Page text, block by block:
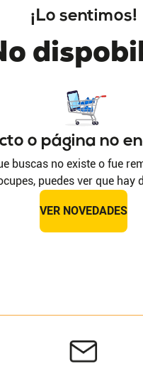
¡Lo sentimos!
o página no
buscas no existe o fue
puedes ver que hay
VER NOVEDADES